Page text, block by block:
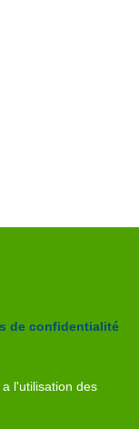
de confidentialité
l'utilisation des